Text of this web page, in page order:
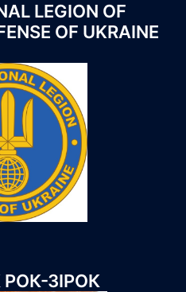
LEGION OF
OF UKRAINE
ЗІРОК